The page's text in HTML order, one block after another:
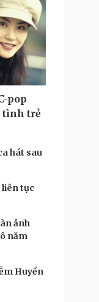
pop
tình trẻ
hát sau
liên tục
ảnh
năm
Huyền